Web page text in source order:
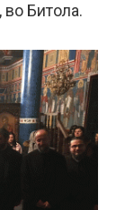
во Битола.